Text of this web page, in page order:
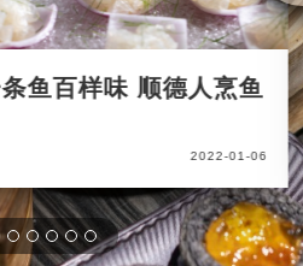
鱼百样味 顺德人烹鱼
2022-01-06